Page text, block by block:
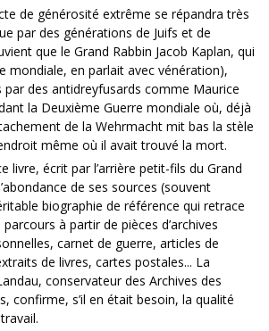
de générosité extrême se répandra très
par des générations de Juifs et de
que le Grand Rabbin Jacob Kaplan, qui
mondiale, en parlait avec vénération),
par des antidreyfusards comme Maurice
la Deuxième Guerre mondiale où, déjà
de la Wehrmacht mit bas la stèle
même où il avait trouvé la mort.
livre, écrit par l’arrière petit-fils du Grand
de ses sources (souvent
biographie de référence qui retrace
à partir de pièces d’archives
carnet de guerre, articles de
de livres, cartes postales... La
conservateur des Archives des
confirme, s’il en était besoin, la qualité